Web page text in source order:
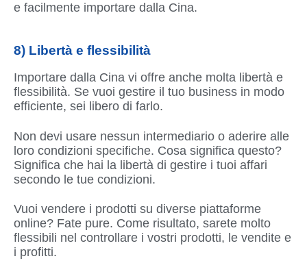
e facilmente importare dalla Cina.
8) Libertà e flessibilità
Importare dalla Cina vi offre anche molta libertà e
flessibilità. Se vuoi gestire il tuo business in modo
efficiente, sei libero di farlo.
Non devi usare nessun intermediario o aderire alle
loro condizioni specifiche. Cosa significa questo?
Significa che hai la libertà di gestire i tuoi affari
secondo le tue condizioni.
Vuoi vendere i prodotti su diverse piattaforme
online? Fate pure. Come risultato, sarete molto
flessibili nel controllare i vostri prodotti, le vendite e
i profitti.